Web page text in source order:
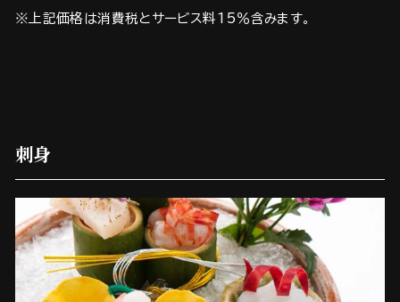
※上記価格は消費税とサービス料15％含みます。
刺身